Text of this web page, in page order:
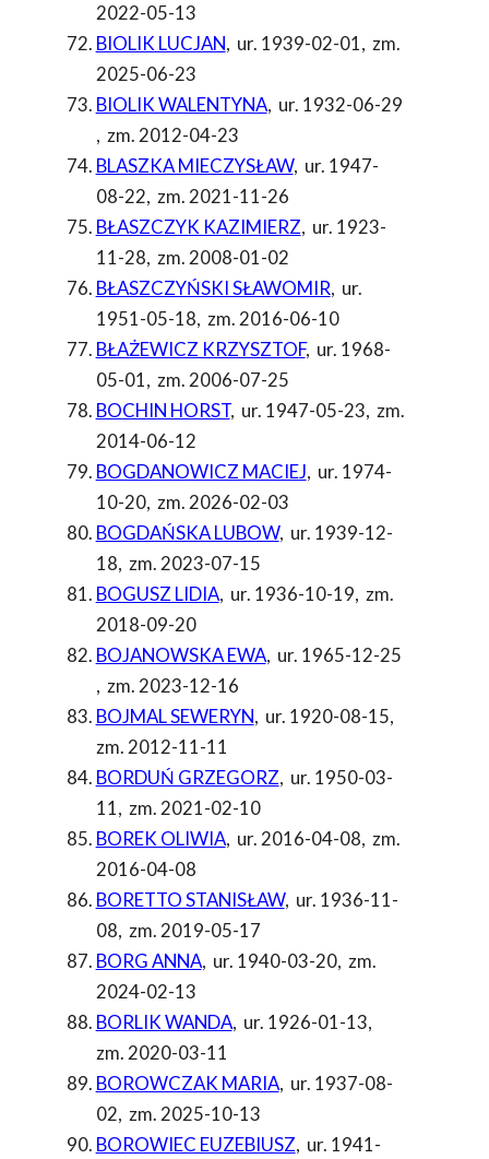
2022-05-13
BIOLIK LUCJAN, ur. 1939-02-01, zm.
2025-06-23
BIOLIK WALENTYNA, ur. 1932-06-29
, zm. 2012-04-23
BLASZKA MIECZYSŁAW, ur. 1947-
08-22, zm. 2021-11-26
BŁASZCZYK KAZIMIERZ, ur. 1923-
11-28, zm. 2008-01-02
BŁASZCZYŃSKI SŁAWOMIR, ur.
1951-05-18, zm. 2016-06-10
BŁAŻEWICZ KRZYSZTOF, ur. 1968-
05-01, zm. 2006-07-25
BOCHIN HORST, ur. 1947-05-23, zm.
2014-06-12
BOGDANOWICZ MACIEJ, ur. 1974-
10-20, zm. 2026-02-03
BOGDAŃSKA LUBOW, ur. 1939-12-
18, zm. 2023-07-15
BOGUSZ LIDIA, ur. 1936-10-19, zm.
2018-09-20
BOJANOWSKA EWA, ur. 1965-12-25
, zm. 2023-12-16
BOJMAL SEWERYN, ur. 1920-08-15,
zm. 2012-11-11
BORDUŃ GRZEGORZ, ur. 1950-03-
11, zm. 2021-02-10
BOREK OLIWIA, ur. 2016-04-08, zm.
2016-04-08
BORETTO STANISŁAW, ur. 1936-11-
08, zm. 2019-05-17
BORG ANNA, ur. 1940-03-20, zm.
2024-02-13
BORLIK WANDA, ur. 1926-01-13,
zm. 2020-03-11
BOROWCZAK MARIA, ur. 1937-08-
02, zm. 2025-10-13
BOROWIEC EUZEBIUSZ, ur. 1941-